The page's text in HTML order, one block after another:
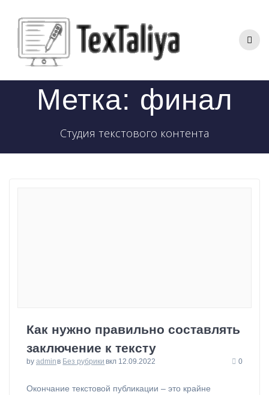
контенту
Метка: финал
Студия текстового контента
Как нужно правильно составлять
заключение к тексту
by adminв Без рубрики вкл 12.09.2022 0
Окончание текстовой публикации – это крайне